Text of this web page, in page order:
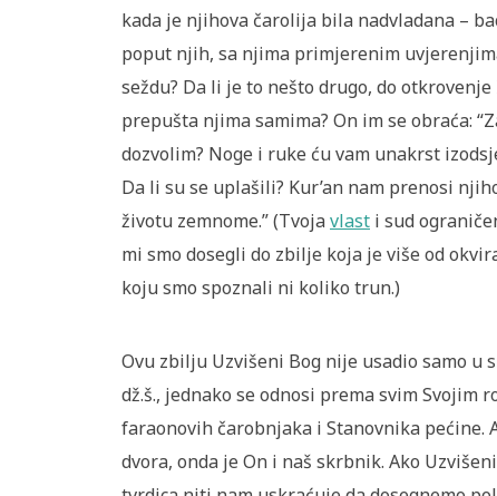
kada je njihova čarolija bila nadvladana –
poput njih, sa njima primjerenim
seždu? Da li je to nešto drugo, do
prepušta njima samima? On im se obraća:
dozvolim? Noge i ruke ću vam unakrst
Da li su se uplašili? Kur’an nam prenosi
životu zemnome.” (Tvojavlast i sud
mi smo dosegli do zbilje koja je više od
koju smo spoznali ni koliko trun.)
Ovu zbilju Uzvišeni Bog nije usadio samo u
dž.š., jednako se odnosi prema svim
faraonovih čarobnjaka i Stanovnika pećine.
dvora, onda je On i naš skrbnik. Ako